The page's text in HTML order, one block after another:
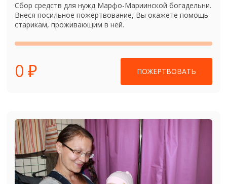
Сбор средств для нужд Марфо-Мариинской богадельни.
Внеся посильное пожертвование, Вы окажете помощь
старикам, проживающим в ней.
0 ₽ ПОЖЕРТВОВАТЬ